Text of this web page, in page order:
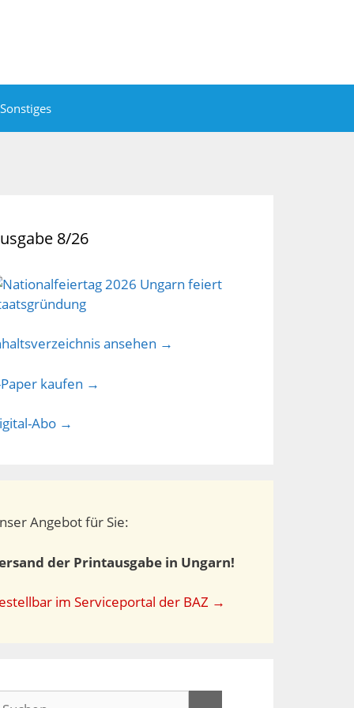
Sonstiges
8/26
ansehen →
Paper kaufen →
Abo →
Angebot für Sie:
der Printausgabe in Ungarn!
im Serviceportal der BAZ →